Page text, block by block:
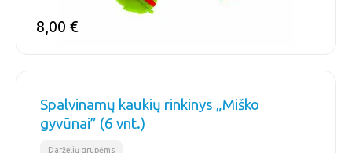
8,00 €
Spalvinamų kaukių rinkinys „Miško
gyvūnai” (6 vnt.)
Darželių grupėms